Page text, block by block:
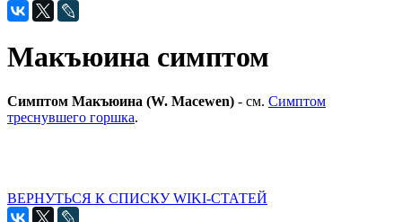
Макъюина симптом
Симптом Макъюина (W. Macewen) - см. Симптом
треснувшего горшка.
ВЕРНУТЬСЯ К СПИСКУ WIKI-СТАТЕЙ